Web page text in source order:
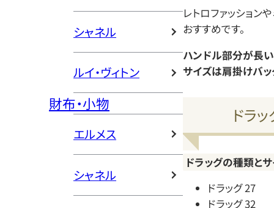
シャネル
ルイ・ヴィトン
財布・小物
エルメス
シャネル
レトロファッション
おすすめです。
ハンドル部分が長い
サイズは肩掛けバ
ドラ
ドラッグの種類と
ドラッグ 27
ドラッグ 32